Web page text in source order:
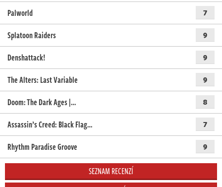
Palworld 7
Splatoon Raiders 9
Denshattack! 9
The Alters: Last Variable 9
Doom: The Dark Ages |… 8
Assassin’s Creed: Black Flag… 7
Rhythm Paradise Groove 9
SEZNAM RECENZÍ